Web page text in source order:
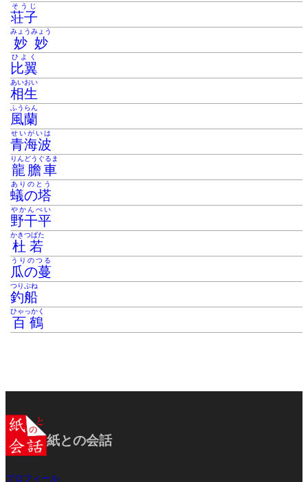
荘子
そうじ
妙妙
みょうみょう
比翼
ひよく
相生
あいおい
風蘭
ふうらん
青海波
せいがいは
龍膽車
りんどうぐるま
蟻の塔
ありのとう
野干平
やかんべい
杜若
かきつばた
瓜の蔓
うりのつる
釣船
つりぶね
百鶴
ひゃっかく
紙との会話
プロフィール